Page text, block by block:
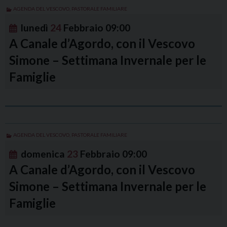
AGENDA DEL VESCOVO PASTORALE FAMILIARE
lunedì 24 Febbraio 09:00
A Canale d’Agordo, con il Vescovo
Simone – Settimana Invernale per le
Famiglie
AGENDA DEL VESCOVO PASTORALE FAMILIARE
domenica 23 Febbraio 09:00
A Canale d’Agordo, con il Vescovo
Simone – Settimana Invernale per le
Famiglie